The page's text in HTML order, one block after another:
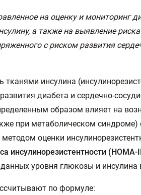
на оценку и мониторинг
а также на выявление
с риском развития
тканями инсулина
диабета и сердечно-
образом влияет на
при метаболическом
оценки
инсулинорезистентности (НОМА-
уровня глюкозы и инсулина
по формуле: